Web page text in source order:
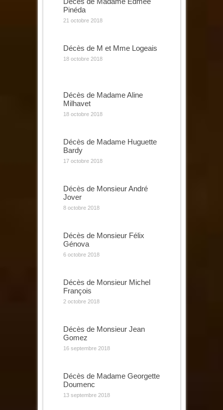
Pinéda
21 octobre 2018
Décès de M et Mme Logeais
18 octobre 2018
Décès de Madame Aline
Milhavet
18 octobre 2018
Décès de Madame Huguette
Bardy
17 octobre 2018
Décès de Monsieur André
Jover
8 octobre 2018
Décès de Monsieur Félix
Génova
6 octobre 2018
Décès de Monsieur Michel
François
2 octobre 2018
Décès de Monsieur Jean
Gomez
16 septembre 2018
Décès de Madame Georgette
Doumenc
13 septembre 2018